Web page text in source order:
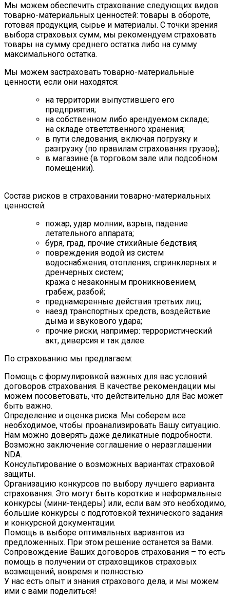
Мы можем обеспечить страхование следующих видов
товарно-материальных ценностей: товары в обороте,
готовая продукция, сырье и материалы. С точки зрения
выбора страховых сумм, мы рекомендуем страховать
товары на сумму среднего остатка либо на сумму
максимального остатка.
Мы можем застраховать товарно-материальные
ценности, если они находятся:
на территории выпустившего его
предприятия;
на собственном либо арендуемом складе;
на складе ответственного хранения;
в пути следования, включая погрузку и
разгрузку (по правилам страхования грузов);
в магазине (в торговом зале или подсобном
помещении).
Состав рисков в страховании товарно-материальных
ценностей:
пожар, удар молнии, взрыв, падение
летательного аппарата;
буря, град, прочие стихийные бедствия;
повреждения водой из систем
водоснабжения, отопления, спринклерных и
дренчерных систем;
кража с незаконным проникновением,
грабеж, разбой;
преднамеренные действия третьих лиц;
наезд транспортных средств, воздействие
дыма и звукового удара;
прочие риски, например: террористический
акт, диверсия и так далее.
По страхованию мы предлагаем:
Помощь с формулировкой важных для вас условий
договоров страхования. В качестве рекомендации мы
можем посоветовать, что действительно для Вас может
быть важно.
Определение и оценка риска. Мы соберем все
необходимое, чтобы проанализировать Вашу ситуацию.
Нам можно доверять даже деликатные подробности.
Возможно заключение соглашение о неразглашении
NDA.
Консультирование о возможных вариантах страховой
защиты.
Организацию конкурсов по выбору лучшего варианта
страхования. Это могут быть короткие и неформальные
конкурсы (мини-тендеры) или, если вам это необходимо,
большие конкурсы с подготовкой технического задания
и конкурсной документации.
Помощь в выборе оптимальных вариантов из
предложенных. При этом решение останется за Вами.
Сопровождение Ваших договоров страхования – то есть
помощь в получении от страховщиков страховых
возмещений, вовремя и полностью.
У нас есть опыт и знания страхового дела, и мы можем
ими с вами поделиться!